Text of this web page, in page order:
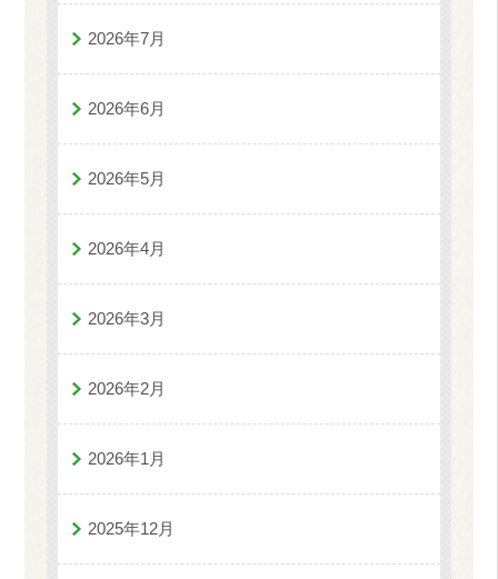
2026年7月
2026年6月
2026年5月
2026年4月
2026年3月
2026年2月
2026年1月
2025年12月